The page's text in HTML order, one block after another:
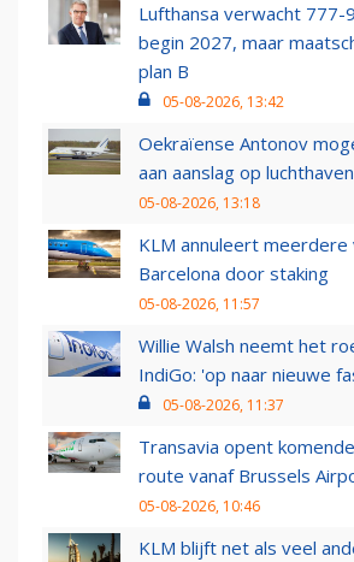
Lufthansa verwacht 777-
begin 2027, maar
plan B
05-08-2026, 13:42
Oekraïense Antonov
aan aanslag op
05-08-2026, 13:18
KLM annuleert meerdere
Barcelona door staking
05-08-2026, 11:57
Willie Walsh neemt het
IndiGo: 'op naar nieuwe
05-08-2026, 11:37
Transavia opent
route vanaf Brussels
05-08-2026, 10:46
KLM blijft net als veel